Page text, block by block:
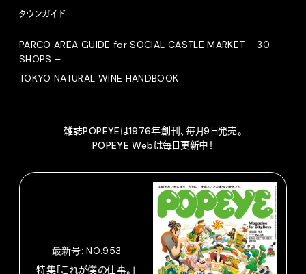
タウンガイド
PARCO AREA GUIDE for SOCIAL CASTLE MARKET – 30
SHOPS –
TOKYO NATURAL WINE HANDBOOK
雑誌POPEYEは1976年創刊、毎月9日発売。
POPEYE Webは毎日更新中！
最新号: NO.953
特集「これが僕の仕事。」